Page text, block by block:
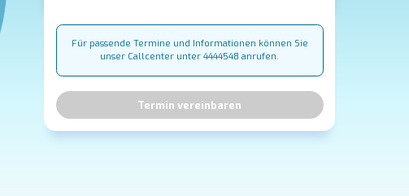
Für passende Termine und Informationen können Sie
unser Callcenter unter 4444548 anrufen.
Termin vereinbaren